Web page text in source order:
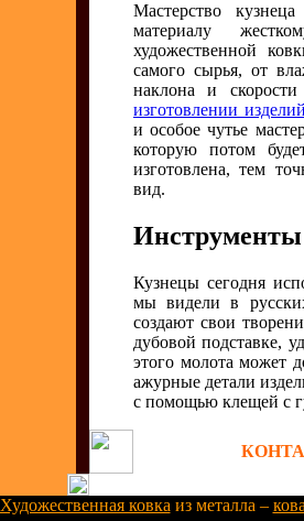
Мастерство
материалу
художественной
самого сырья, от
наклона и
изготовлении
и особое чутье
которую потом
изготовлена, тем
вид.
Инструменты
Кузнецы сегодня
мы видели в
создают свои
дубовой подставке,
этого молота может
ажурные детали
с помощью клещей с
Художественная ковка из металла –